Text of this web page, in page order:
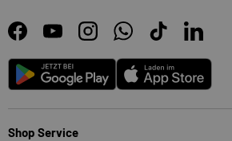
FacebookYouTubeInstagramWhatsAppTikTokLinkedIn
Android App Store
Shop Service